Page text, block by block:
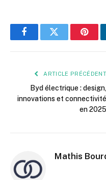
FacebookTwitter
ARTICLE PRÉCÉDENT
Byd électrique : design,
innovations et connectivité
en 2025
Mathis